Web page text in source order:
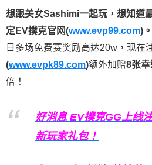
想跟美女Sashimi一起玩， 想知道
定EV撲克官网(www.evp99.com)。
日多场免费赛奖励高达20w，现在
(www.evpk89.com)额外加赠8张
倍！
好消息 EV撲克GG上线
新玩家礼包！